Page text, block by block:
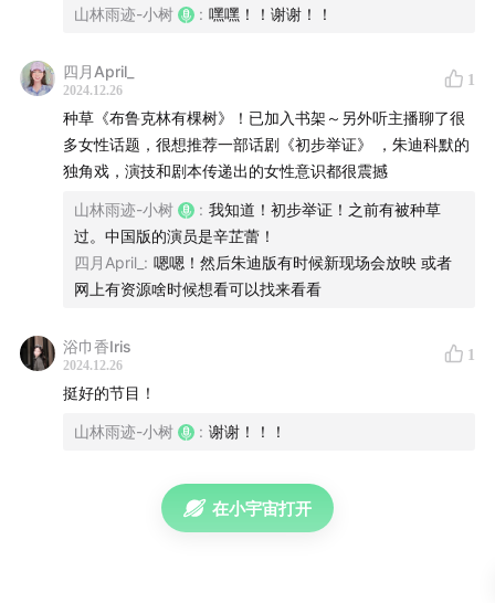
14:35 斯多葛主义：有些东西可由自己掌控，有些东西不
由自己掌控
通过阅读心理学的书籍治愈自己
每一个人都会遇到困难，而阅读是和作者双向治愈
21:20 装修风格是一个人的内在体现
绽放在贫民窟中的生命力
山林雨迹-小树 : 嘿嘿！！谢谢！！
四月April_
2024.12.26
1
种草《布鲁克林有棵树》！已加入书架～另外听主播聊了很
多女性话题，很想推荐一部话剧《初步举证》 ，朱迪科默的
独角戏，演技和剧本传递出的女性意识都很震撼
山林雨迹-小树 : 我知道！初步举证！之前有被种草
过。中国版的演员是辛芷蕾！
四月April_ : 嗯嗯！然后朱迪版有时候新现场会放映 或者
网上有资源啥时候想看可以找来看看
浴巾香Iris
2024.12.26
1
挺好的节目！
山林雨迹-小树 : 谢谢！！！
在小宇宙打开